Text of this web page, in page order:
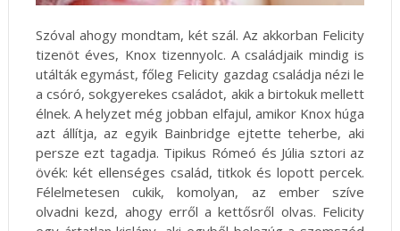
Szóval ahogy mondtam, két szál. Az akkorban Felicity
tizenöt éves, Knox tizennyolc. A családjaik mindig is
utálták egymást, főleg Felicity gazdag családja nézi le
a csóró, sokgyerekes családot, akik a birtokuk mellett
élnek. A helyzet még jobban elfajul, amikor Knox húga
azt állítja, az egyik Bainbridge ejtette teherbe, aki
persze ezt tagadja. Tipikus Rómeó és Júlia sztori az
övék: két ellenséges család, titkok és lopott percek.
Félelmetesen cukik, komolyan, az ember szíve
olvadni kezd, ahogy erről a kettősről olvas. Felicity